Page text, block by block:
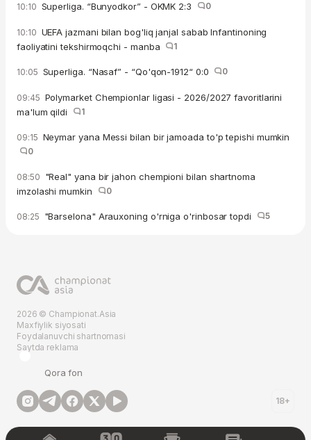
10:10 Superliga. “Bunyodkor” - OKMK 2:3 0
10:10 UEFA jazmani bilan bog'liq janjal sabab Infantinoning
faoliyatini tekshirmoqchi - manba
1
10:05 Superliga. “Nasaf” - “Qo'qon-1912“ 0:0 0
09:45 Polymarket Chempionlar ligasi - 2026/2027 favoritlarini
ma'lum qildi
1
09:15 Neymar yana Messi bilan bir jamoada to'p tepishi mumkin
0
08:50 "Real" yana bir jahon chempioni bilan shartnoma
imzolashi mumkin
0
08:25 "Barselona" Arauxoning o'rniga o'rinbosar topdi 5
2026 © Championat.Asia
Maxfiylik siyosati
Foydalanuvchi shartnomasi
Saytda reklama
Qora fon
18+